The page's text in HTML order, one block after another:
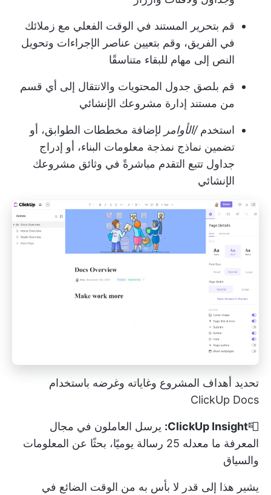
قم بتحرير المستند في الوقت الفعلي مع زملائك
في الفريق، وقم بتعيين عناصر الإجراءات وتحويل
النص إلى مهام للبقاء متناسقًا
قم بلصق جدول المحتويات والانتقال إلى أي قسم
من مستند إدارة مشروعك الإنشائي
استخدم/الأوامر لإضافة مخططات الطوابق، أو
تضمين نماذج نمذجة معلومات البناء، أو إدراج
جداول تتبع التقدم مباشرةً في وثائق مشروعك
الإنشائي
تحديد أهداف المشروع وغاياته وغرضه باستخدام
ClickUp Docs
📮
ClickUp Insight: يرسل العاملون في مجال
المعرفة ما معدله 25 رسالة يوميًا، بحثًا عن المعلومات
والسياق
يشير هذا إلى قدر لا بأس به من الوقت الضائع في